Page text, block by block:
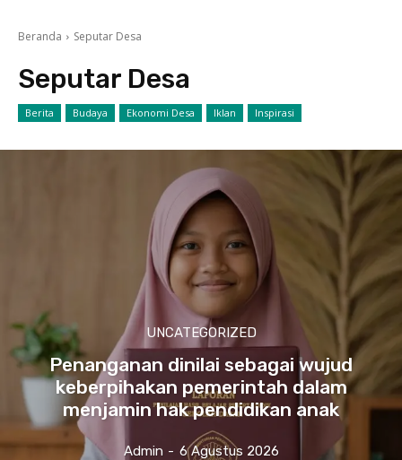
Beranda Seputar Desa
Seputar Desa
Berita Budaya Ekonomi Desa Iklan Inspirasi
UNCATEGORIZED
Penanganan dinilai sebagai wujud
keberpihakan pemerintah dalam
menjamin hak pendidikan anak
Admin - 6 Agustus 2026